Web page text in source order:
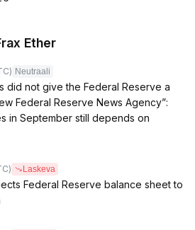
Ether
Neutraali
did not give the Federal Reserve a
Federal Reserve News Agency”:
in September still depends on
Laskeva
Federal Reserve balance sheet to